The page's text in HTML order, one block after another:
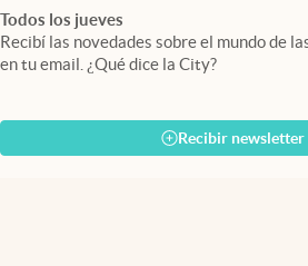
Todos los jueves
Recibí las novedades sobre el mundo de
en tu email. ¿Qué dice la City?
Recibir newsletter